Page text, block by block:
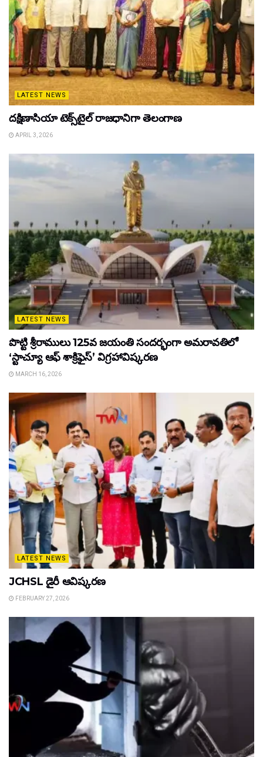
LATEST NEWS
దక్షిణాసియా టెక్స్‌టైల్ రాజధానిగా తెలంగాణ
APRIL 3, 2026
LATEST NEWS
పొట్టి శ్రీరాములు 125వ జయంతి సందర్భంగా అమరావతిలో
‘స్టాచ్యూ ఆఫ్ శాక్రిఫైస్’ విగ్రహావిష్కరణ
MARCH 16, 2026
LATEST NEWS
JCHSL డైరీ ఆవిష్కరణ
FEBRUARY 27, 2026